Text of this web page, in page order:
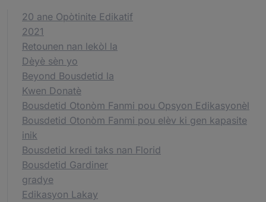
20 ane Opòtinite Edikatif
2021
Retounen nan lekòl la
Dèyè sèn yo
Beyond Bousdetid la
Kwen Donatè
Bousdetid Otonòm Fanmi pou Opsyon Edikasyonèl
Bousdetid Otonòm Fanmi pou elèv ki gen kapasite
inik
Bousdetid kredi taks nan Florid
Bousdetid Gardiner
gradye
Edikasyon Lakay